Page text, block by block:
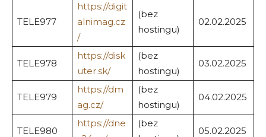
TELE977
https://digit
alnimag.cz
/
(bez
hostingu)
02.02.2025
TELE978
https://disk
uter.sk/
(bez
hostingu)
03.02.2025
TELE979
https://dm
ag.cz/
(bez
hostingu)
04.02.2025
TELE980
https://dne
(bez
05.02.2025